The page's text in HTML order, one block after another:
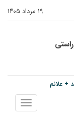
۱۹ مرداد ۱۴۰۵
+ علائم
و عترت کشور
نمایش
منو